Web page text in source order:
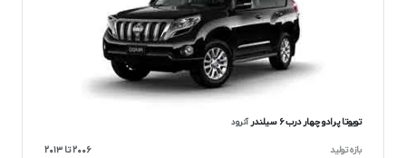
تویوتا پرادو چهار درب ۶ سیلندر آنرود
بازه تولید
۲۰۰۶ تا ۲۰۱۳